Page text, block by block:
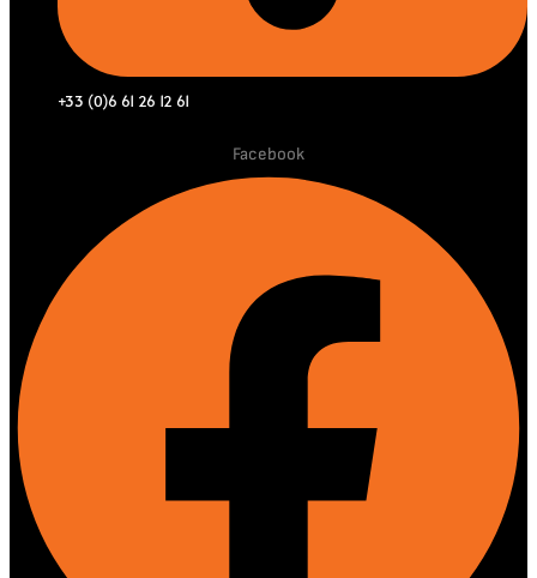
+33 (0)6 61 26 12 61
Facebook